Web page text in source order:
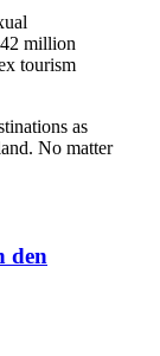
million
tourism
as
No matter
den